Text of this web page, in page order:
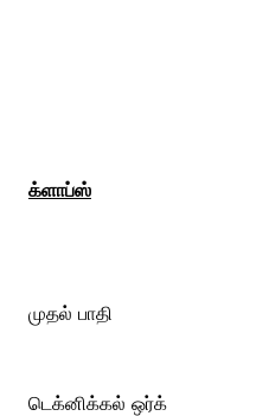
க்ளாப்ஸ்
முதல் பாதி
டெக்னிக்கல் ஒர்க்